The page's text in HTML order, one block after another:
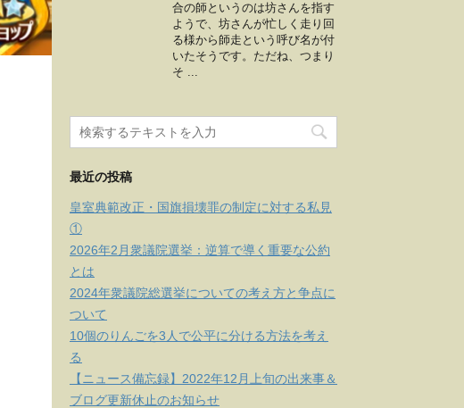
合の師というのは坊さんを指す
ようで、坊さんが忙しく走り回
る様から師走という呼び名が付
いたそうです。ただね、つまり
そ ...
最近の投稿
皇室典範改正・国旗損壊罪の制定に対する私見
①
2026年2月衆議院選挙：逆算で導く重要な公約
とは
2024年衆議院総選挙についての考え方と争点に
ついて
10個のりんごを3人で公平に分ける方法を考え
る
【ニュース備忘録】2022年12月上旬の出来事＆
ブログ更新休止のお知らせ